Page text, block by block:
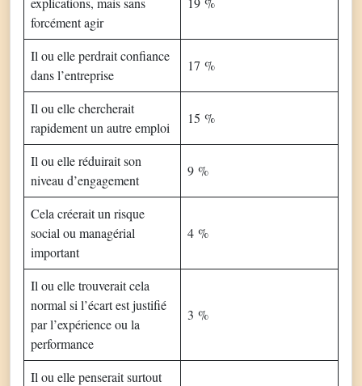
forcément agir
Il ou elle perdrait confiance
dans l’entreprise
17 %
Il ou elle chercherait
rapidement un autre emploi
15 %
Il ou elle réduirait son
niveau d’engagement
9 %
Cela créerait un risque
social ou managérial
important
4 %
Il ou elle trouverait cela
normal si l’écart est justifié
par l’expérience ou la
performance
3 %
Il ou elle penserait surtout